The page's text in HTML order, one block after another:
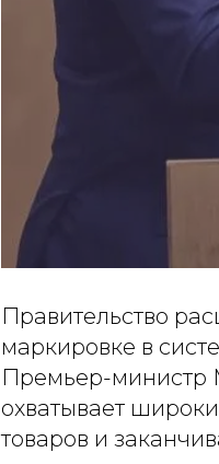
Правительство
маркировке в
Премьер-министр
охватывает
товаров и